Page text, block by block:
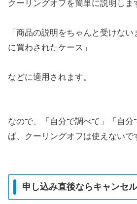
クーリングオフを簡単に説明しま
「商品の説明をちゃんと受けない
に買わされたケース」
などに適用されます。
なので、「自分で調べて」「自分
ば、クーリングオフは使えないで
申し込み直後ならキャンセ